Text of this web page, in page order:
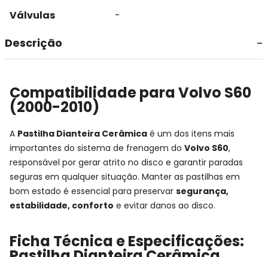
Válvulas -
Descrição
Compatibilidade para Volvo S60
(2000-2010)
A Pastilha Dianteira Cerâmica é um dos itens mais
importantes do sistema de frenagem do Volvo S60,
responsável por gerar atrito no disco e garantir paradas
seguras em qualquer situação. Manter as pastilhas em
bom estado é essencial para preservar segurança,
estabilidade, conforto e evitar danos ao disco.
Ficha Técnica e Especificações: